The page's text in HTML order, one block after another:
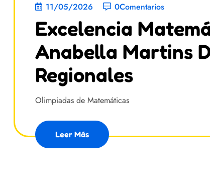
11/05/2026 0Comentarios
Excelencia
Anabella Martins
Regionales
Olimpiadas de Matemáticas
Leer Más